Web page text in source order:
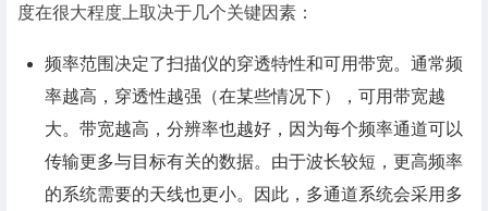
度在很大程度上取决于几个关键因素：
频率范围决定了扫描仪的穿透特性和可用带宽。通常频
率越高，穿透性越强（在某些情况下），可用带宽越
大。带宽越高，分辨率也越好，因为每个频率通道可以
传输更多与目标有关的数据。由于波长较短，更高频率
的系统需要的天线也更小。因此，多通道系统会采用多